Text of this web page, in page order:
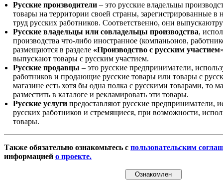
Русские производители – это русские владельцы
товары на территории своей страны, зарегистрированные
труд русских работников. Соответственно, они
Русские владельцы или совладельцы производства,
производства что-либо иностранное (компаньонов,
размещаются в разделе «Производство с русским участием
выпускают товары с русским участием.
Русские продавцы – это русские предприниматели,
работников и продающие русские товары или товары с
магазине есть хотя бы одна полка с русскими товарами, то
разместить в каталоге и рекламировать эти товары.
Русские услуги предоставляют русские предприниматели,
русских работников и стремящиеся, при возможности,
товары.
Также обязательно ознакомьтесь с пользовательским
информацией о проекте.
Ознакомлен